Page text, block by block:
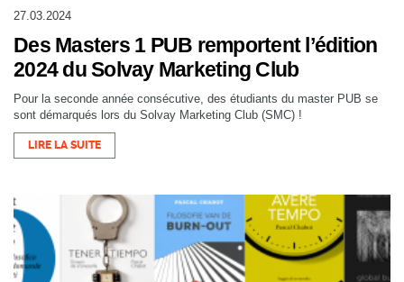
27.03.2024
Des Masters 1 PUB remportent l’édition
2024 du Solvay Marketing Club
Pour la seconde année consécutive, des étudiants du master PUB se
sont démarqués lors du Solvay Marketing Club (SMC) !
LIRE LA SUITE